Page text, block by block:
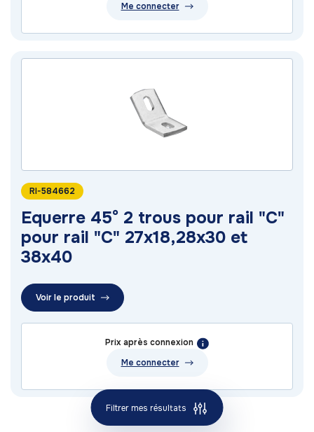
Me connecter
RI-584662
Equerre 45° 2 trous pour rail "C"
pour rail "C" 27x18,28x30 et
38x40
Voir le produit
Prix après connexion
Me connecter
Filtrer mes résultats